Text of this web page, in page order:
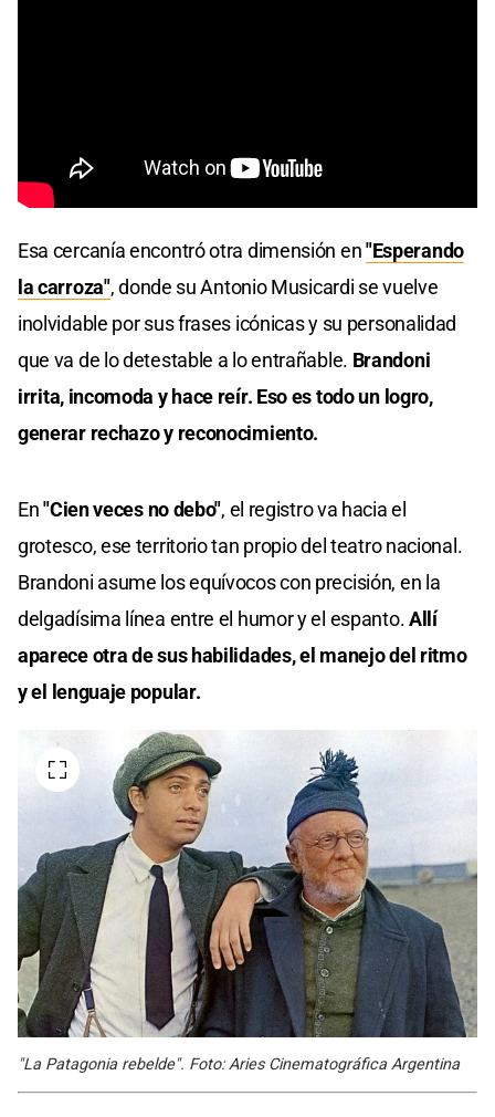
Esa cercanía encontró otra dimensión en"Esperando
la carroza", donde su Antonio Musicardi se vuelve
inolvidable por sus frases icónicas y su personalidad
que va de lo detestable a lo entrañable. Brandoni
irrita, incomoda y hace reír. Eso es todo un logro,
generar rechazo y reconocimiento.
En"Cien veces no debo", el registro va hacia el
grotesco, ese territorio tan propio del teatro nacional.
Brandoni asume los equívocos con precisión, en la
delgadísima línea entre el humor y el espanto.Allí
aparece otra de sus habilidades, el manejo del ritmo
y el lenguaje popular.
"La Patagonia rebelde". Foto: Aries Cinematográfica Argentina